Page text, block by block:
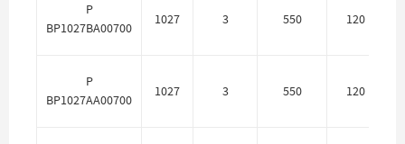
P
BP1027BA00700
1027 3 550 120
P
BP1027AA00700
1027 3 550 120